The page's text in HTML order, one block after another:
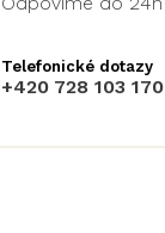
+420 728 103 170